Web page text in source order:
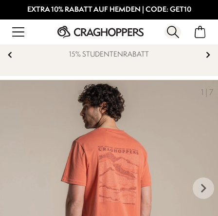
EXTRA 10% RABATT AUF HEMDEN | CODE: GET10
15% STUDENTENRABATT
1 7
keyboard_arrow_right